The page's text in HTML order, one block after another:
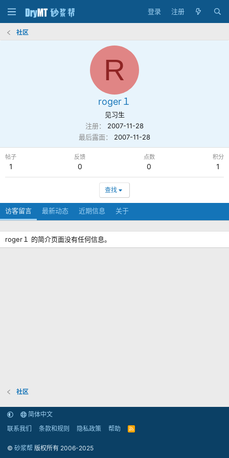
登录 注册
社区
R
roger１
见习生
注册
2007-11-28
最后露面
2007-11-28
帖子
1
反馈
0
点数
0
积分
1
查找
访客留言 最新动态 近期信息 关于
roger１ 的简介页面没有任何信息。
社区
简体中文
联系我们
条款和规则 隐私政策 帮助
R
© 砂浆帮 版权所有 2006-2025